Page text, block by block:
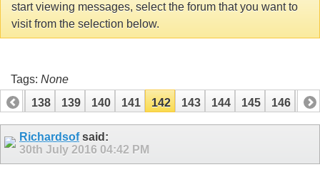
start viewing messages, select the forum that you want to
visit from the selection below.
Tags: None
137
138 139 140 141 142 143 144 145 146 147
157 158
Richardsofsaid:
30th July 2016 04:42 PM